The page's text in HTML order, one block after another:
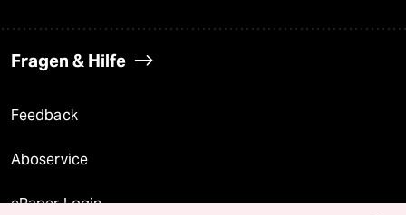
Fragen & Hilfe
Feedback
Aboservice
ePaper Login